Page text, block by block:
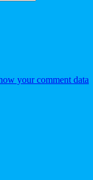
your comment data